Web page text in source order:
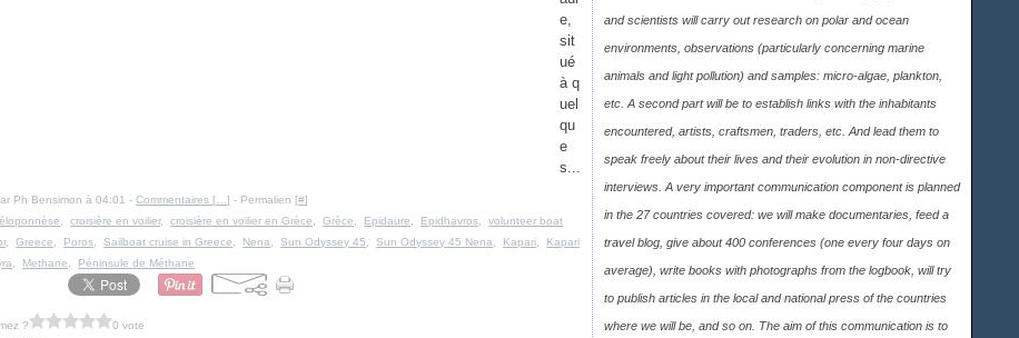
e,
sit
ué
à q
uel
qu
e
s...
Ph Bensimon à 04:01 -Commentaires [ …] - Permalien [#]
,croisière en voilier,croisière en voilier en Grèce ,Grèce Epidaure Epidhavros ,volunteer boat
,Greece Poros ,Sailboat cruise in Greece Nena ,Sun Odyssey 45 ,Sun Odyssey 45 Nena Kapari
Kapari
Methane Péninsule de Méthane
? 0 vote
and scientists will carry out research on polar and ocean
environments, observations (particularly concerning marine
animals and light pollution) and samples: micro-algae, plankton,
etc. A second part will be to establish links with the inhabitants
encountered, artists, craftsmen, traders, etc. And lead them to
speak freely about their lives and their evolution in non-directive
interviews. A very important communication component is planned
in the 27 countries covered: we will make documentaries, feed a
travel blog, give about 400 conferences (one every four days on
average), write books with photographs from the logbook, will try
to publish articles in the local and national press of the countries
where we will be, and so on. The aim of this communication is to